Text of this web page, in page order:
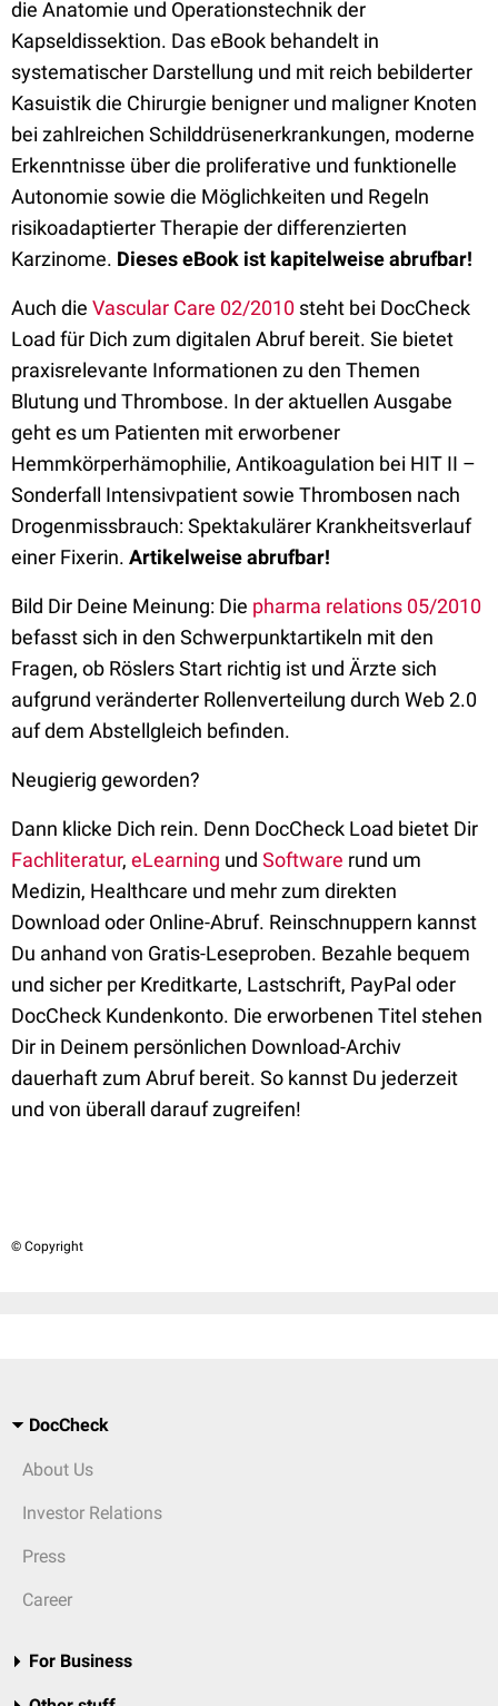
die Anatomie und Operationstechnik der
Kapseldissektion. Das eBook behandelt in
systematischer Darstellung und mit reich bebilderter
Kasuistik die Chirurgie benigner und maligner Knoten
bei zahlreichen Schilddrüsenerkrankungen, moderne
Erkenntnisse über die proliferative und funktionelle
Autonomie sowie die Möglichkeiten und Regeln
risikoadaptierter Therapie der differenzierten
Karzinome. Dieses eBook ist kapitelweise abrufbar!
Auch die Vascular Care 02/2010 steht bei DocCheck
Load für Dich zum digitalen Abruf bereit. Sie bietet
praxisrelevante Informationen zu den Themen
Blutung und Thrombose. In der aktuellen Ausgabe
geht es um Patienten mit erworbener
Hemmkörperhämophilie, Antikoagulation bei HIT II –
Sonderfall Intensivpatient sowie Thrombosen nach
Drogenmissbrauch: Spektakulärer Krankheitsverlauf
einer Fixerin. Artikelweise abrufbar!
Bild Dir Deine Meinung: Die pharma relations 05/2010
befasst sich in den Schwerpunktartikeln mit den
Fragen, ob Röslers Start richtig ist und Ärzte sich
aufgrund veränderter Rollenverteilung durch Web 2.0
auf dem Abstellgleich befinden.
Neugierig geworden?
Dann klicke Dich rein. Denn DocCheck Load bietet Dir
Fachliteratur, eLearning und Software rund um
Medizin, Healthcare und mehr zum direkten
Download oder Online-Abruf. Reinschnuppern kannst
Du anhand von Gratis-Leseproben. Bezahle bequem
und sicher per Kreditkarte, Lastschrift, PayPal oder
DocCheck Kundenkonto. Die erworbenen Titel stehen
Dir in Deinem persönlichen Download-Archiv
dauerhaft zum Abruf bereit. So kannst Du jederzeit
und von überall darauf zugreifen!
© Copyright
DocCheck
About Us
Investor Relations
Press
Career
For Business